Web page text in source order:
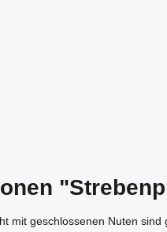
mit geschlossenen Nuten